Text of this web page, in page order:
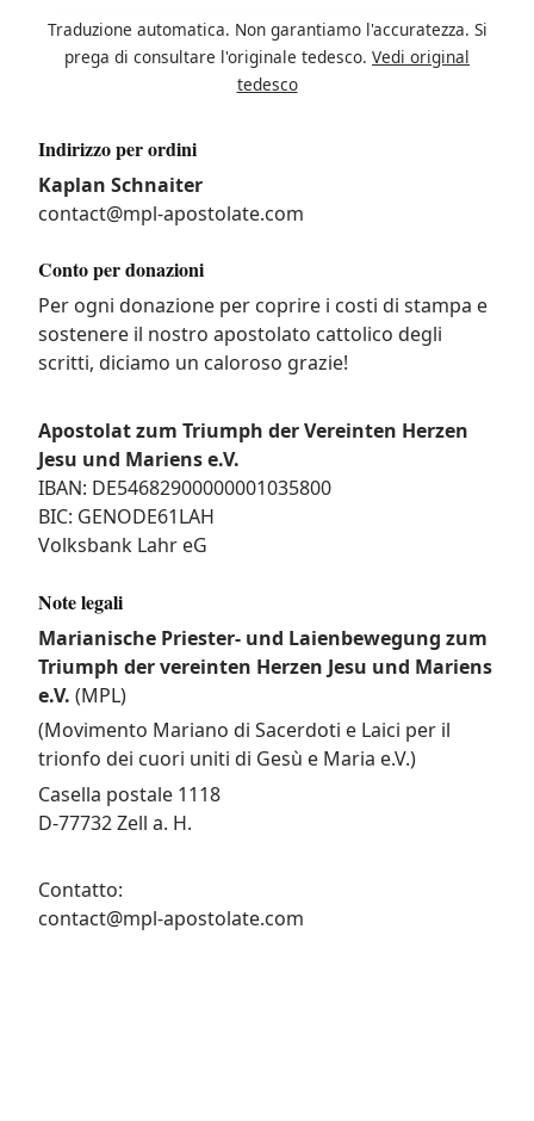
Traduzione automatica. Non garantiamo l'accuratezza. Si
prega di consultare l'originale tedesco. Vedi original
tedesco
Indirizzo per ordini
Kaplan Schnaiter
contact@mpl-apostolate.com
Conto per donazioni
Per ogni donazione per coprire i costi di stampa e
sostenere il nostro apostolato cattolico degli
scritti, diciamo un caloroso grazie!
Apostolat zum Triumph der Vereinten Herzen
Jesu und Mariens e.V.
IBAN: DE54682900000001035800
BIC: GENODE61LAH
Volksbank Lahr eG
Note legali
Marianische Priester- und Laienbewegung zum
Triumph der vereinten Herzen Jesu und Mariens
e.V. (MPL)
(Movimento Mariano di Sacerdoti e Laici per il
trionfo dei cuori uniti di Gesù e Maria e.V.)
Casella postale 1118
D-77732 Zell a. H.
Contatto:
contact@mpl-apostolate.com